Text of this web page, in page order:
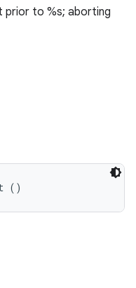
prior to %s; aborting
()